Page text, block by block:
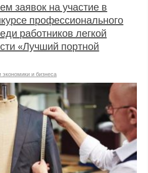
заявок на участие в
профессионального
работников легкой
«Лучший портной
экономики и бизнеса